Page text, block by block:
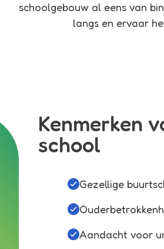
schoolgebouw al eens van
langs en ervaar
Kenmerken
school
Gezellige
Aandacht voor